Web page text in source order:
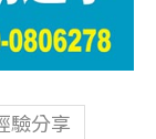
驗分享